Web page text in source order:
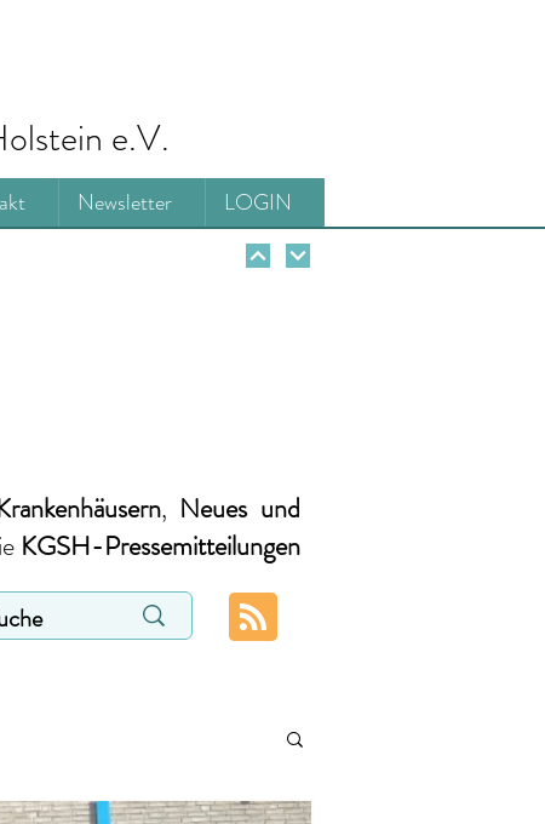
Newsletter LOGIN
e.V.
, Neues und
KGSH-Pressemitteilungen